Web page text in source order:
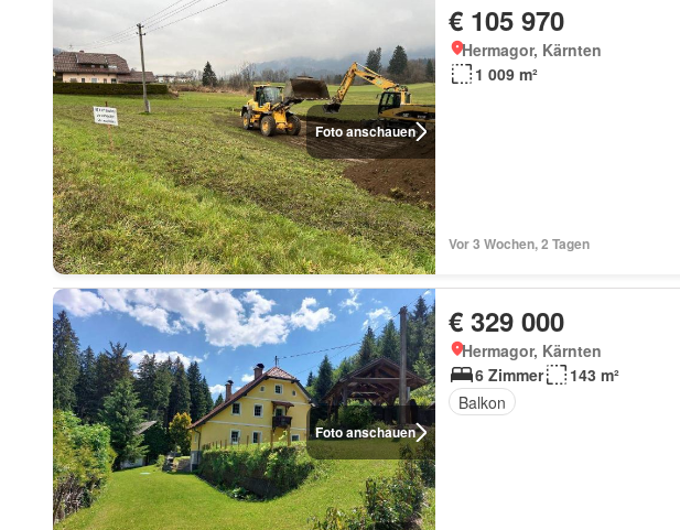
Foto anschauen
€ 105 970
Hermagor, Kärnten
1 009 m²
Vor 3 Wochen, 2 Tagen
Foto anschauen
€ 329 000
Hermagor, Kärnten
6 Zimmer
143 m²
Balkon